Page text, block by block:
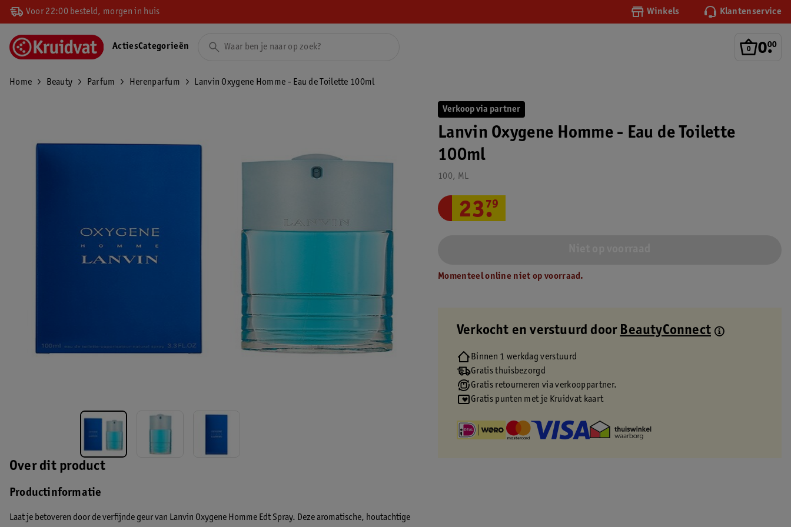
Voor 22:00 besteld, morgen in huis Winkels Klantenservice
0.
00
ActiesCategorieën
Home Beauty Parfum Herenparfum Lanvin Oxygene Homme - Eau de Toilette 100ml
Over dit product
Productinformatie
Laat je betoveren door de verfijnde geur van Lanvin Oxygene Homme Edt Spray. Deze aromatische, houtachtige
Verkoop via partner
Lanvin Oxygene Homme - Eau de Toilette
100ml
100, ML
23.
79
Momenteel online niet op voorraad.
Verkocht en verstuurd door BeautyConnect
Binnen 1 werkdag verstuurd
Gratis thuisbezorgd
Gratis retourneren via verkooppartner.
Gratis punten met je Kruidvat kaart